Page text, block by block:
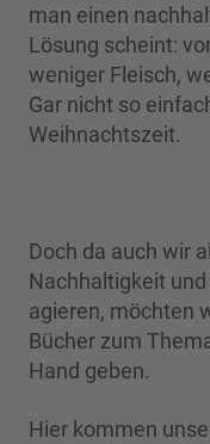
man einen
Lösung scheint:
weniger Fleisch,
Gar nicht so
Weihnachtszeit.
Doch da auch wir
Nachhaltigkeit
agieren, möchten
Bücher zum
Hand geben.
Hier kommen